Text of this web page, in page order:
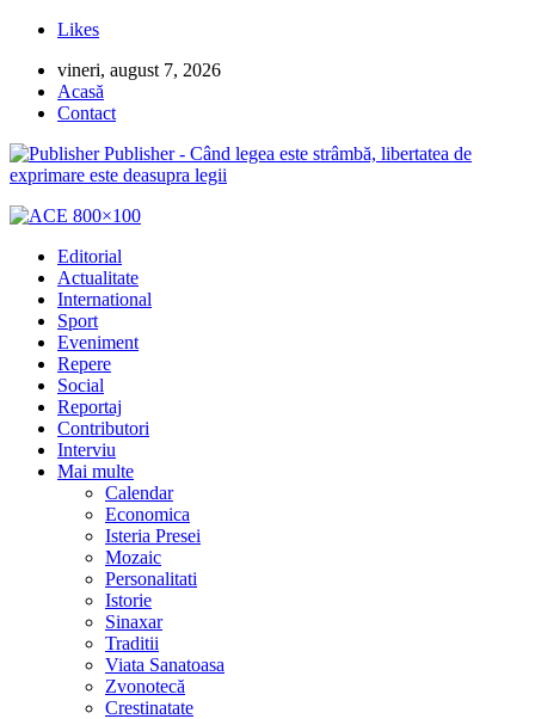
Likes
vineri, august 7, 2026
Acasă
Contact
Publisher - Când legea este strâmbă, libertatea de
exprimare este deasupra legii
Editorial
Actualitate
International
Sport
Eveniment
Repere
Social
Reportaj
Contributori
Interviu
Mai multe
Calendar
Economica
Isteria Presei
Mozaic
Personalitati
Istorie
Sinaxar
Traditii
Viata Sanatoasa
Zvonotecă
Crestinatate